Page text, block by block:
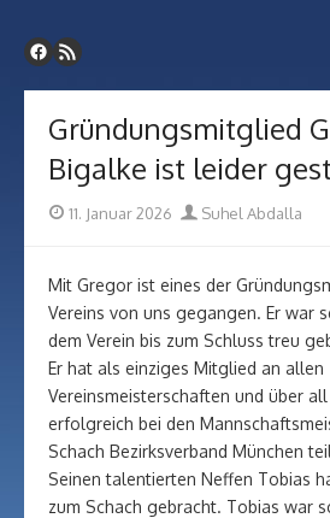
to
content
SC Vaterstetten-
Webseite unseres Schachvereins
Gründungsmitglied
Bigalke ist leider
Posted
11. Januar 2026 Author
Suhel Abdalla
Mit Gregor ist eines der
Vereins von uns gegangen. Er war
dem Verein bis zum Schluss treu
Er hat als einziges Mitglied an allen
Vereinsmeisterschaften und über
erfolgreich bei den
Schach Bezirksverband München
Seinen talentierten Neffen Tobias
zum Schach gebracht. Tobias war